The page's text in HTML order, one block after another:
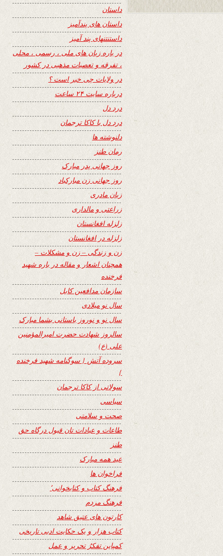
داستان
داستان های پندآمیز
داستنتنهای پند آمیز
در باره زبان های ملی ، رسمی ، محلی
، تفرقه و تعصبات مذهبی در کشور
در ولایات چی خبر است ؟
درباره سایت ۲۴ ساعت
درد دل
درد دل با کاکا ترجمان
دلنوشته ها
رمان طنز
روز جهانی پدر مبارک
روز جهانی زن مبارکباد
زبان مادری
زراعتی و مالداری
زلزله افغانستان
زلزله در افغانستان
زن و زندگی – زن و مشکلات –
همچنان اشعار و مقاله در باره شهید
فرخنده
سازمان مدافعین کابل
سال نو میلادی
سال نو و نوروز باستانی بشما مبارک
سالروز شهادت حضرت امیرالمؤمنین
علی (ع)
سروده آتش { سوگنامه شهید فرخنده
}
سولاتی از کاکا ترجمان
سیاسی
صحت و سلامتی
طاعات و عبادات تان قبول درگاه حق
طنز
عید همه مبارک
فراخوان ها
فرهنگ کتاب و کتابخوانی٬
فرهنگ مردم
کارتون های عتیق شاهد
کتاب هزار و یک حکایت ادبی تاریخی
کمپاین تفکرُ تحریر و عمل